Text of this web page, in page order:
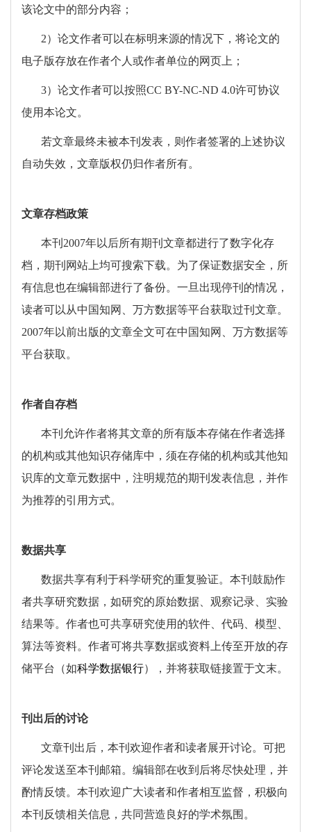
该论文中的部分内容；
2）论文作者可以在标明来源的情况下，将论文的
电子版存放在作者个人或作者单位的网页上；
3）论文作者可以按照CC BY-NC-ND 4.0许可协议
使用本论文。
若文章最终未被本刊发表，则作者签署的上述协议
自动失效，文章版权仍归作者所有。
文章存档政策
本刊 2007年以后所有期刊文章都进行了数字化存
档，期刊网站上均可搜索下载。为了保证数据安全，所
有信息也在编辑部进行了备份。一旦出现停刊的情况，
读者可以从中国知网、万方数据等平台获取过刊文章。
2007年以前出版的文章全文可在中国知网、万方数据等
平台获取。
作者自存档
本刊允许作者将其文章的所有版本存储在作者选择
的机构或其他知识存储库中，须在存储的机构或其他知
识库的文章元数据中，注明规范的期刊发表信息，并作
为推荐的引用方式。
数据共享
数据共享有利于科学研究的重复验证。本刊鼓励作
者共享研究数据，如研究的原始数据、观察记录、实验
结果等。作者也可共享研究使用的软件、代码、模型、
算法等资料。作者可将共享数据或资料上传至开放的存
储平台（如科学数据银行），并将获取链接置于文末。
刊出后的讨论
文章刊出后，本刊欢迎作者和读者展开讨论。可把
评论发送至本刊邮箱。编辑部在收到后将尽快处理，并
酌情反馈。本刊欢迎广大读者和作者相互监督，积极向
本刊反馈相关信息，共同营造良好的学术氛围。